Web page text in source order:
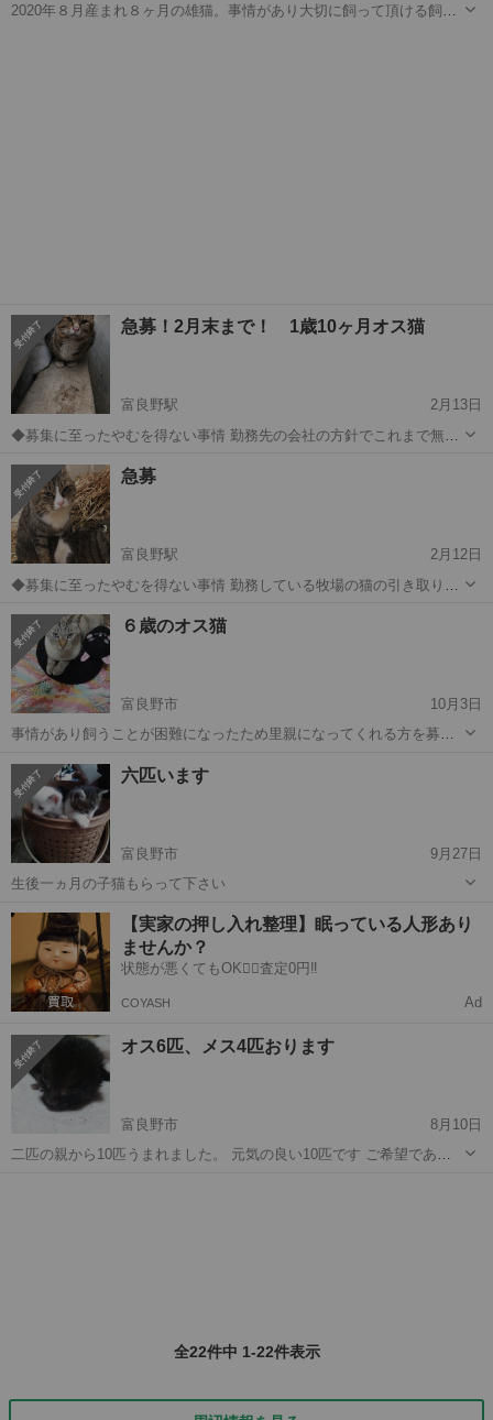
2020年８月産まれ８ヶ月の雄猫。事情があり大切に飼って頂ける飼い
急募！2月末まで！ 1歳10ヶ月オス猫
富良野駅
2月13日
◆募集に至ったやむを得ない事情 勤務先の会社の方針でこれまで無責
いました。 1匹でも多く里親を探し、これからも生きて欲しいです。
19匹中14匹の里親が見つかっ...
北海道 富良野市
急募
富良野駅
2月12日
◆募集に至ったやむを得ない事情 勤務している牧場の猫の引き取り、
すがどうかお願いします サバサバ系ですがなつきはいいです！ 近親交
配があるため病気あるかもし...
北海道 富良野市 富良野駅
６歳のオス猫
富良野市
10月3日
事情があり飼うことが困難になったため里親になってくれる方を募集
てきてずっとゴロゴロ言ってます。 ずっと室内で飼っていたので完全
室内飼いで大事にしてくれる方に...
北海道 富良野市 猫
六匹います
富良野市
9月27日
生後一ヵ月の子猫もらって下さい
北海道 富良野市 生後
【実家の押し入れ整理】眠っている人形あり
ませんか？
状態が悪くてもOK🙆‍♀️査定0円‼️
COYASH Ad
オス6匹、メス4匹おります
富良野市
8月10日
二匹の親から10匹うまれました。 元気の良い10匹です ご希望であれ
全22件中 1-22件表示